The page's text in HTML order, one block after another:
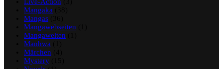
Mangaka
Mangas
Mangawebseiten
Mangawelten
Manhwa
Märchen
Mystery